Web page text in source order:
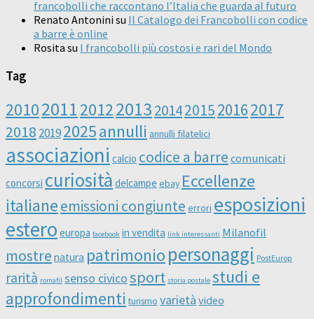
francobolli che raccontano l’Italia che guarda al futuro
Renato Antonini su Il Catalogo dei Francobolli con codice
a barre è online
Rosita su I francobolli più costosi e rari del Mondo
Tag
20102011201220132014201520162017
2018 20192025annulli annulli filatelici
associazioni calcio codice a barre comunicati
concorsi curiosità delcampe ebay Eccellenze
italianeemissioni congiunte errori esposizioni
estero europa facebook in vendita link interessanti Milanofil
mostre natura patrimonio personaggi PostEurop
rarità romafil senso civicosport storia postale studi e
approfondimenti turismo varietà video